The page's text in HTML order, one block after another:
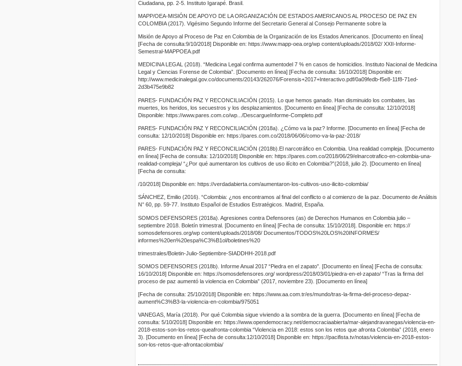
Ciudadana, pp. 2-5. Instituto Igarapé. Brasil.
MAPP/OEA-MISIÓN DE APOYO DE LA ORGANIZACIÓN DE ESTADOS AMERICANOS AL PROCESO DE PAZ EN
COLOMBIA (2017). Vigésimo Segundo Informe del Secretario General al Consejo Permanente sobre la
Misión de Apoyo al Proceso de Paz en Colombia de la Organización de los Estados Americanos. [Documento en línea]
[Fecha de consulta:9/10/2018] Disponible en: https://www.mapp-oea.org/wp content/uploads/2018/02/ XXII-Informe-
Semestral-MAPPOEA.pdf
MEDICINA LEGAL (2018). “Medicina Legal confirma aumentodel 7 % en casos de homicidios. Instituto Nacional de Medicina
Legal y Ciencias Forense de Colombia”. [Documento en línea] [Fecha de consulta: 16/10/2018] Disponible en:
http://www.medicinalegal.gov.co/documents/20143/262076/Forensis+2017+Interactivo.pdf/0a09fedb-f5e8-11f8-71ed-
2d3b475e9b82
PARES- FUNDACIÓN PAZ Y RECONCILIACIÓN (2015). Lo que hemos ganado. Han disminuido los combates, las
muertes, los heridos, los secuestros y los desplazamientos. [Documento en línea] [Fecha de consulta: 12/10/2018]
Disponible: https://www.pares.com.co/wp.../DescargueInforme-Completo.pdf
PARES- FUNDACIÓN PAZ Y RECONCILIACIÓN (2018a). ¿Cómo va la paz? Informe. [Documento en línea] [Fecha de
consulta: 12/10/2018] Disponible en: https://pares.com.co/2018/06/06/como-va-la-paz-2018/
PARES- FUNDACIÓN PAZ Y RECONCILIACIÓN (2018b).El narcotráfico en Colombia. Una realidad compleja. [Documento
en línea] [Fecha de consulta: 12/10/2018] Disponible en: https://pares.com.co/2018/06/29/elnarcotrafico-en-colombia-una-
realidad-compleja/ “¿Por qué aumentaron los cultivos de uso ilícito en Colombia?”(2018, julio 2). [Documento en línea]
[Fecha de consulta:
/10/2018] Disponible en: https://verdadabierta.com/aumentaron-los-cultivos-uso-ilicito-colombia/
SÁNCHEZ, Emilio (2016). “Colombia: ¿nos encontramos al final del conflicto o al comienzo de la paz. Documento de Análisis
N° 60, pp. 59-77. Instituto Español de Estudios Estratégicos. Madrid, España.
SOMOS DEFENSORES (2018a). Agresiones contra Defensores (as) de Derechos Humanos en Colombia julio –
septiembre 2018. Boletín trimestral. [Documento en línea] [Fecha de consulta: 15/10/2018]. Disponible en: https://
somosdefensores.org/wp content/uploads/2018/08/ Documentos/TODOS%20LOS%20INFORMES/
informes%20en%20espa%C3%B1ol/boletines%20
trimestrales/Boletin-Julio-Septiembre-SIADDHH-2018.pdf
SOMOS DEFENSORES (2018b). Informe Anual 2017 “Piedra en el zapato”. [Documento en línea] [Fecha de consulta:
16/10/2018] Disponible en: https://somosdefensores.org/ wordpress/2018/03/01/piedra-en-el-zapato/ “Tras la firma del
proceso de paz aumentó la violencia en Colombia” (2017, noviembre 23). [Documento en línea]
[Fecha de consulta: 25/10/2018] Disponible en: https://www.aa.com.tr/es/mundo/tras-la-firma-del-proceso-depaz-
aument%C3%B3-la-violencia-en-colombia/975051
VANEGAS, María (2018). Por qué Colombia sigue viviendo a la sombra de la guerra. [Documento en línea] [Fecha de
consulta: 5/10/2018] Disponible en: https://www.opendemocracy.net/democraciaabierta/mar-alejandravanegas/violencia-en-
2018-estos-son-los-retos-queafronta-colombia “Violencia en 2018: estos son los retos que afronta Colombia” (2018, enero
3). [Documento en línea] [Fecha de consulta:12/10/2018] Disponible en: https://pacifista.tv/notas/violencia-en-2018-estos-
son-los-retos-que-afrontacolombia/